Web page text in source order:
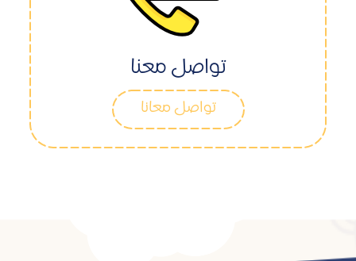
تواصل معنا
تواصل معانا